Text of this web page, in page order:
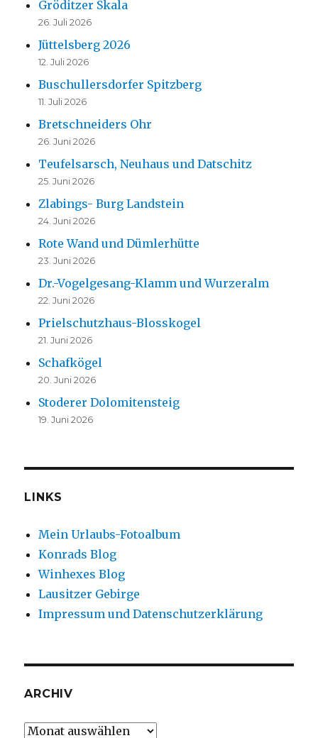
Gröditzer Skala
26. Juli 2026
Jüttelsberg 2026
12. Juli 2026
Buschullersdorfer Spitzberg
11. Juli 2026
Bretschneiders Ohr
26. Juni 2026
Teufelsarsch, Neuhaus und Datschitz
25. Juni 2026
Zlabings- Burg Landstein
24. Juni 2026
Rote Wand und Dümlerhütte
23. Juni 2026
Dr.-Vogelgesang-Klamm und Wurzeralm
22. Juni 2026
Prielschutzhaus-Blosskogel
21. Juni 2026
Schafkögel
20. Juni 2026
Stoderer Dolomitensteig
19. Juni 2026
LINKS
Mein Urlaubs-Fotoalbum
Konrads Blog
Winhexes Blog
Lausitzer Gebirge
Impressum und Datenschutzerklärung
ARCHIV
Archiv